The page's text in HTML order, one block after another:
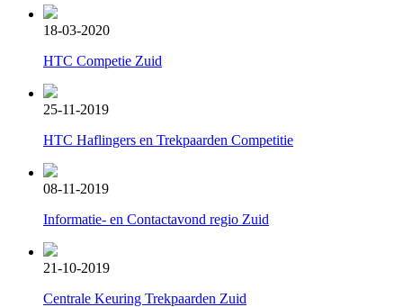
18-03-2020
HTC Competie Zuid
25-11-2019
HTC Haflingers en Trekpaarden Competitie
08-11-2019
Informatie- en Contactavond regio Zuid
21-10-2019
Centrale Keuring Trekpaarden Zuid